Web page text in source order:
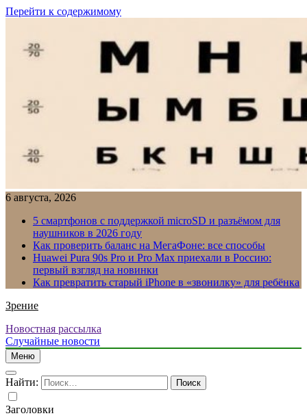
Перейти к содержимому
6 августа, 2026
5 смартфонов с поддержкой microSD и разъёмом для
наушников в 2026 году
Как проверить баланс на МегаФоне: все способы
Huawei Pura 90s Pro и Pro Max приехали в Россию:
первый взгляд на новинки
Как превратить старый iPhone в «звонилку» для ребёнка
Зрение
Новостная рассылка
Случайные новости
Меню
Найти:
Заголовки